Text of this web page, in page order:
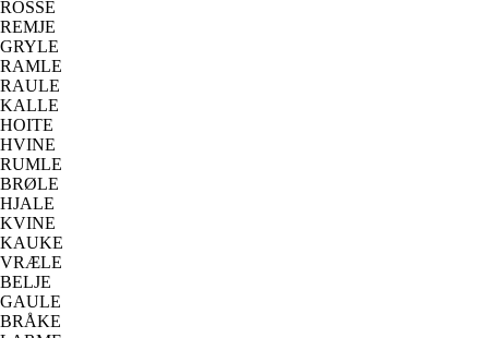
ROSSE
REMJE
GRYLE
RAMLE
RAULE
KALLE
HOITE
HVINE
RUMLE
BRØLE
HJALE
KVINE
KAUKE
VRÆLE
BELJE
GAULE
BRÅKE